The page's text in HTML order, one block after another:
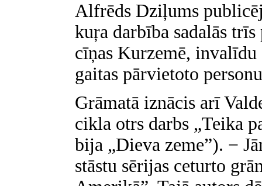
Alfrēds Dziļums
kuŗa darbība sadalās
cīņas Kurzemē,
gaitas pārvietoto
Grāmatā iznācis arī
cikla otrs darbs „Teika
bija „Dieva zeme”). −
stāstu sērijas ceturto